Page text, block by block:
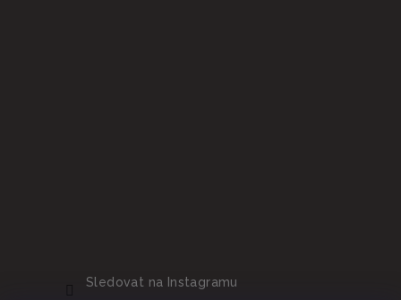
Sledovat na Instagramu